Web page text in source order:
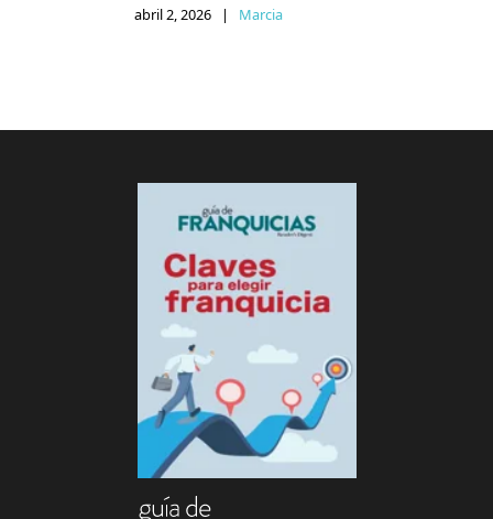
abril 2, 2026 | Marcia